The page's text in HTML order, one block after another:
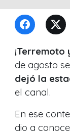
¡Terremoto
de agosto
dejó la
el canal.
En ese
dio a